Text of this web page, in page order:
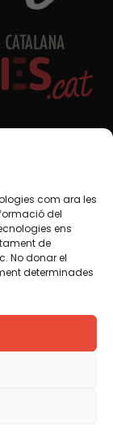
com ara les
del
ens
de
No donar el
determinades
Per això
llevat que en
a copiar,
els continguts